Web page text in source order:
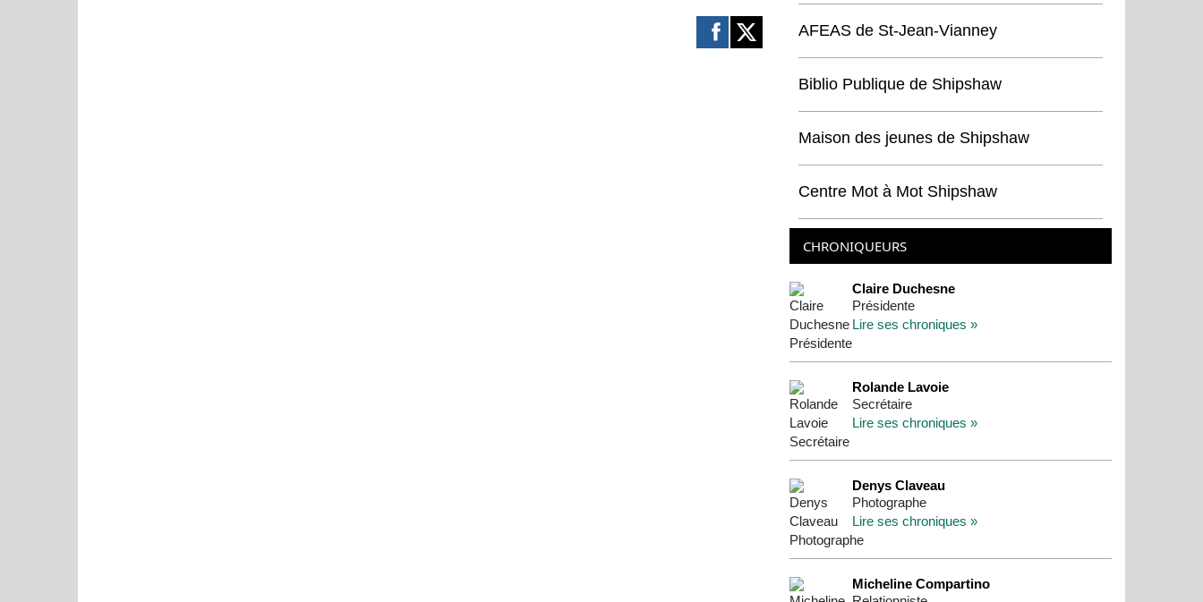
AFEAS de St-Jean-Vianney
Biblio Publique de Shipshaw
Maison des jeunes de Shipshaw
Centre Mot à Mot Shipshaw
CHRONIQUEURS
Claire Duchesne
Présidente
Lire ses chroniques »
Rolande Lavoie
Secrétaire
Lire ses chroniques »
Denys Claveau
Photographe
Lire ses chroniques »
Micheline Compartino